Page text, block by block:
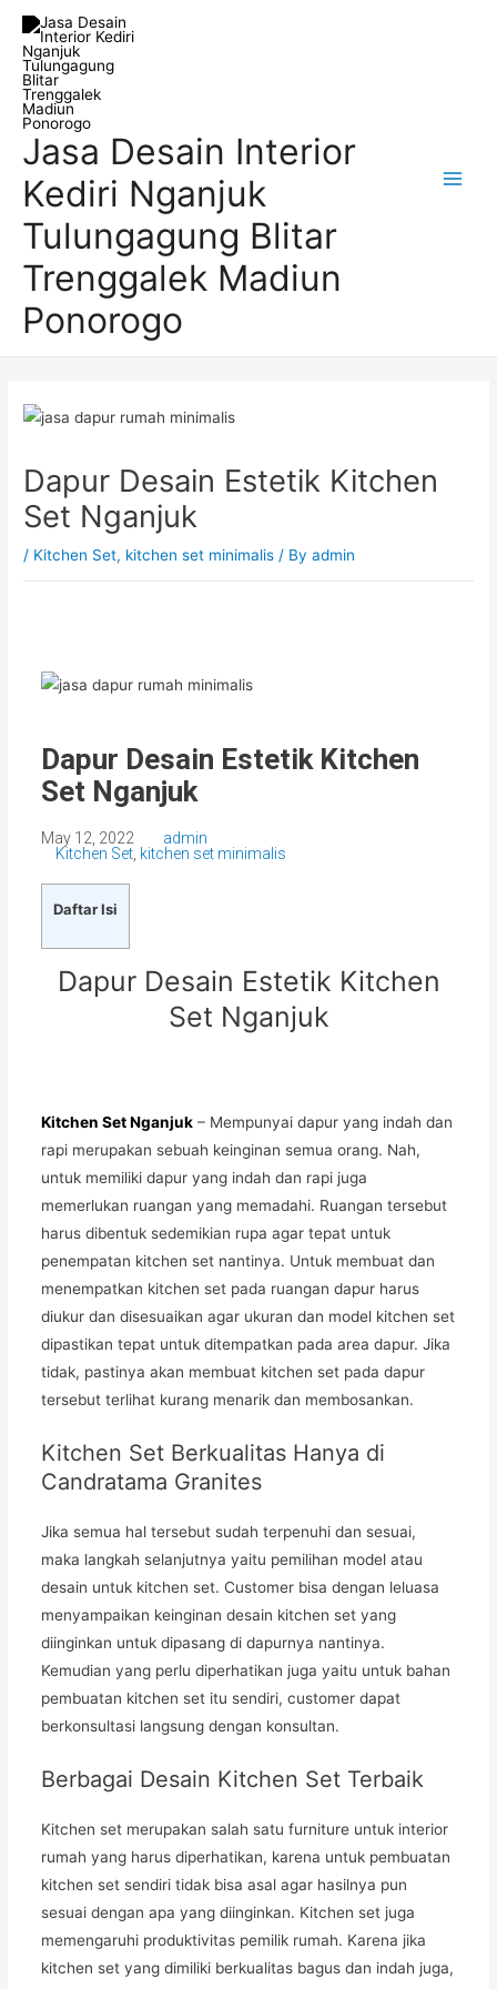
Skip
content
Jasa Desain Interior
Kediri Nganjuk
Tulungagung Blitar
Trenggalek Madiun
Ponorogo
Dapur Desain Estetik Kitchen
Set Nganjuk
/ Kitchen Set, kitchen set minimalis / Byadmin
Dapur Desain Estetik Kitchen
Set Nganjuk
May 12, 2022
admin
Kitchen Set kitchen set minimalis
Daftar Isi
Dapur Desain Estetik Kitchen
Set Nganjuk
Kitchen Set Nganjuk – Mempunyai dapur yang indah dan
rapi merupakan sebuah keinginan semua orang. Nah,
untuk memiliki dapur yang indah dan rapi juga
memerlukan ruangan yang memadahi. Ruangan tersebut
harus dibentuk sedemikian rupa agar tepat untuk
penempatan kitchen set nantinya. Untuk membuat dan
menempatkan kitchen set pada ruangan dapur harus
diukur dan disesuaikan agar ukuran dan model kitchen set
dipastikan tepat untuk ditempatkan pada area dapur. Jika
tidak, pastinya akan membuat kitchen set pada dapur
tersebut terlihat kurang menarik dan membosankan.
Kitchen Set Berkualitas Hanya di
Candratama Granites
Jika semua hal tersebut sudah terpenuhi dan sesuai,
maka langkah selanjutnya yaitu pemilihan model atau
desain untuk kitchen set. Customer bisa dengan leluasa
menyampaikan keinginan desain kitchen set yang
diinginkan untuk dipasang di dapurnya nantinya.
Kemudian yang perlu diperhatikan juga yaitu untuk bahan
pembuatan kitchen set itu sendiri, customer dapat
berkonsultasi langsung dengan konsultan.
Berbagai Desain Kitchen Set Terbaik
Kitchen set merupakan salah satu furniture untuk interior
rumah yang harus diperhatikan, karena untuk pembuatan
kitchen set sendiri tidak bisa asal agar hasilnya pun
sesuai dengan apa yang diinginkan. Kitchen set juga
memengaruhi produktivitas pemilik rumah. Karena jika
kitchen set yang dimiliki berkualitas bagus dan indah juga,
Post
navigation